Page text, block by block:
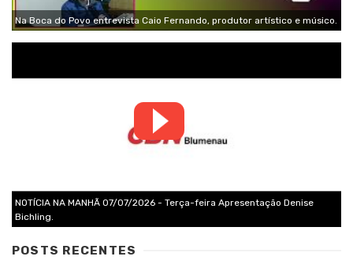
Na Boca do Povo entrevista Caio Fernando, produtor artístico e músico.
NOTÍCIA NA MANHÃ 07/07/2026 - Terça-feira Apresentação Denise
Bichling.
POSTS RECENTES